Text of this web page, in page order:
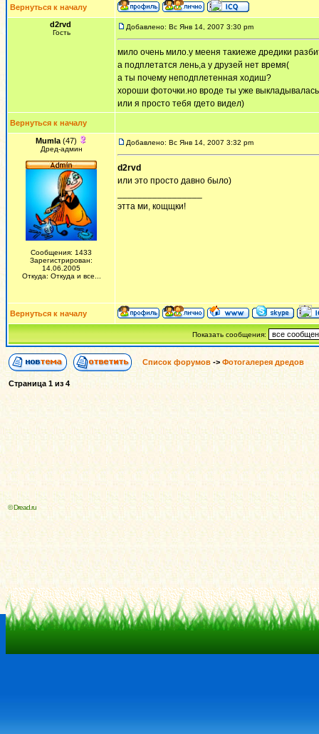
Вернуться к началу
d2rvd
Гость
Добавлено: Вс Янв 14, 2007 3:30 pm
мило очень мило.у мееня такиеже дредики
а подплетатся лень,а у друзей нет время(
а ты почему неподплетенная ходиш?
хороши фоточки.но вроде ты уже
или я просто тебя гдето видел)
Вернуться к началу
Mumla (47)
Дред-админ
Сообщения: 1433
Зарегистрирован:
14.06.2005
Откуда: Откуда и все...
Добавлено: Вс Янв 14, 2007 3:32 pm
d2rvd
или это просто давно было)
этта ми, кощщки!
Вернуться к началу
Показать сообщения:
Список форумов -> Фотогалерея дредов
Страница 1из 4
© Dread.ru